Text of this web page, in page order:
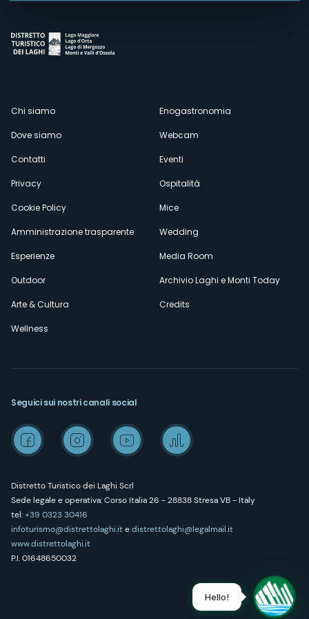
Menù
secondario
Chi siamo
Dove siamo
Contatti
Privacy
Cookie Policy
Amministrazione trasparente
Esperienze
Outdoor
Arte & Cultura
Wellness
Enogastronomia
Webcam
Eventi
Ospitalità
Mice
Wedding
Media Room
Archivio Laghi e Monti Today
Credits
Distretto Turistico dei Laghi Scrl
Sede legale e operativa: Corso Italia 26 - 28838 Stresa VB - Italy
tel:+39 0323 30416
infoturismo@distrettolaghi.itedistrettolaghi@legalmail.it
www.distrettolaghi.it
P.I. 01648650032
Seguici sui nostri canali social